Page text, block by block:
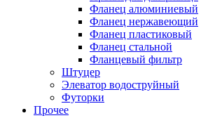
Фланец алюминиевый
Фланец нержавеющий
Фланец пластиковый
Фланец стальной
Фланцевый фильтр
Штуцер
Элеватор водоструйный
Футорки
Прочее